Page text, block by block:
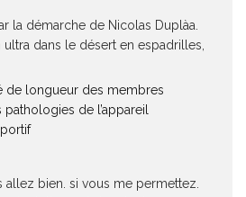
la démarche de Nicolas Duplàa.
dans le désert en espadrilles,
de longueur des membres
de l’appareil
allez bien. si vous me permettez.